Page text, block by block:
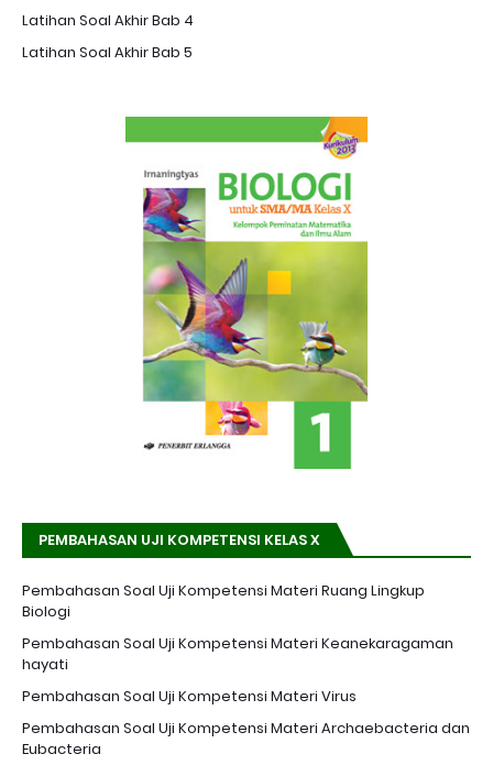
Latihan Soal Akhir Bab 4
Latihan Soal Akhir Bab 5
PEMBAHASAN UJI KOMPETENSI KELAS X
Pembahasan Soal Uji Kompetensi Materi Ruang Lingkup
Biologi
Pembahasan Soal Uji Kompetensi Materi Keanekaragaman
hayati
Pembahasan Soal Uji Kompetensi Materi Virus
Pembahasan Soal Uji Kompetensi Materi Archaebacteria dan
Eubacteria